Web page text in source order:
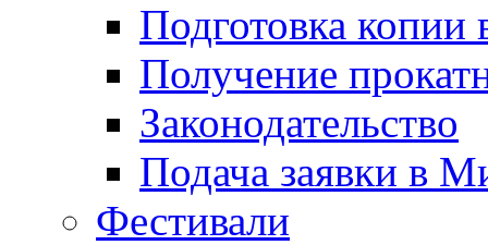
Подготовка копии
Получение
Законодательство
Подача заявки в
Фестивали